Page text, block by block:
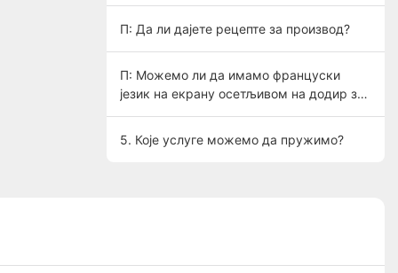
П: Да ли дајете рецепте за производ?
П: Можемо ли да имамо француски
језик на екрану осетљивом на додир за
5. Које услуге можемо да пружимо?